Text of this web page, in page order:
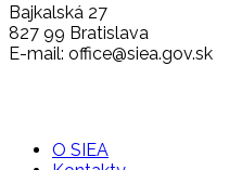
Bajkalská 27
827 99 Bratislava
E-mail: office@siea.gov.sk
O SIEA